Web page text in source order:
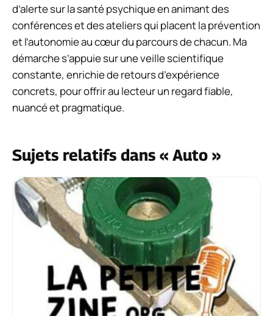
d’alerte sur la santé psychique en animant des
conférences et des ateliers qui placent la prévention
et l’autonomie au cœur du parcours de chacun. Ma
démarche s’appuie sur une veille scientifique
constante, enrichie de retours d’expérience
concrets, pour offrir au lecteur un regard fiable,
nuancé et pragmatique.
Sujets relatifs dans « Auto »